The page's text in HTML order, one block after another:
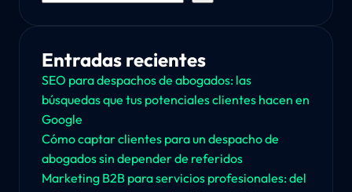
Entradas recientes
SEO para despachos de abogados: las
búsquedas que tus potenciales clientes hacen en
Google
Cómo captar clientes para un despacho de
abogados sin depender de referidos
Marketing B2B para servicios profesionales: del